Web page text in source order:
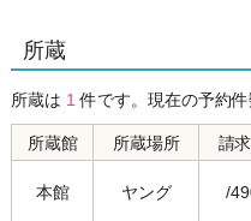
所蔵
所蔵は 1 件です。現在の予約件
所蔵館 所蔵場所 請
本館 ヤング /